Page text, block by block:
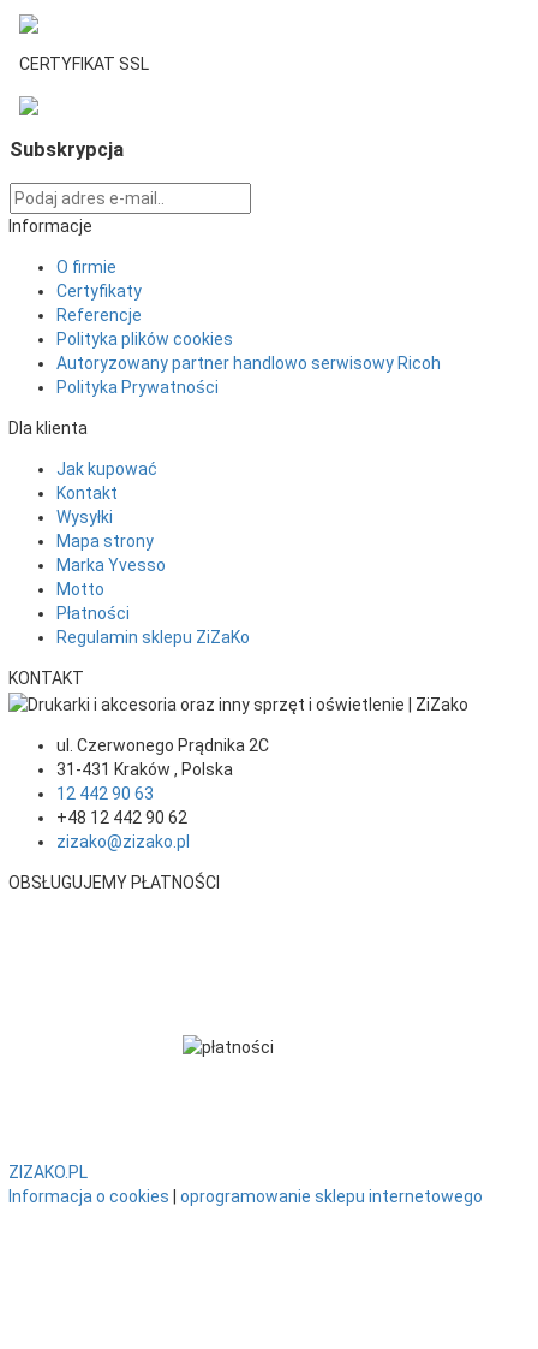
CERTYFIKAT SSL
Subskrypcja
Informacje
O firmie
Certyfikaty
Referencje
Polityka plików cookies
Autoryzowany partner handlowo serwisowy Ricoh
Polityka Prywatności
Dla klienta
Jak kupować
Kontakt
Wysyłki
Mapa strony
Marka Yvesso
Motto
Płatności
Regulamin sklepu ZiZaKo
KONTAKT
ul. Czerwonego Prądnika 2C
31-431 Kraków , Polska
12 442 90 63
+48 12 442 90 62
zizako@zizako.pl
OBSŁUGUJEMY PŁATNOŚCI
ZIZAKO.PL
Informacja o cookies
oprogramowanie sklepu internetowego